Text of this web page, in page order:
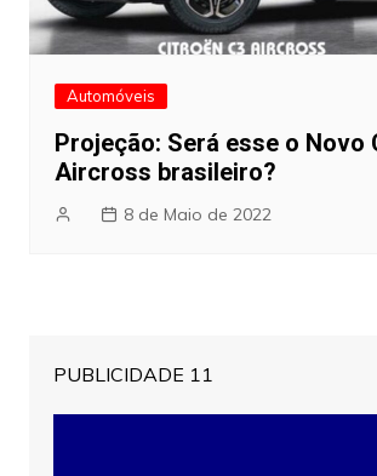
Automóveis
Projeção: Será esse o Novo
Aircross brasileiro?
8 de Maio de 2022
PUBLICIDADE 11